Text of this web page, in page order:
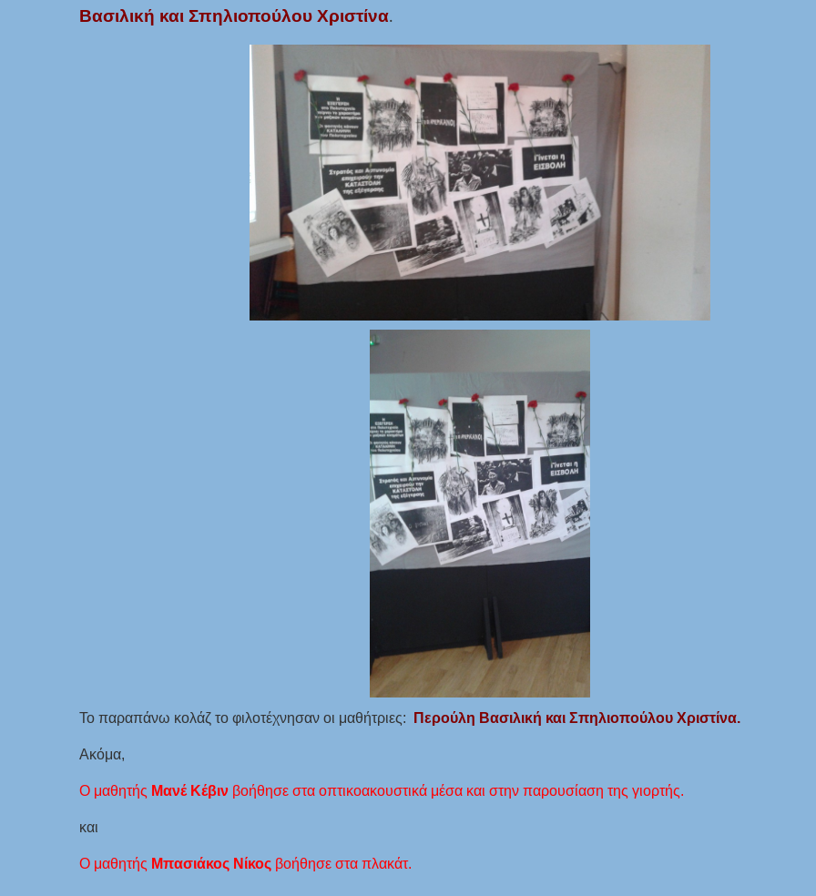
Βασιλική και Σπηλιοπούλου Χριστίνα.
Το παραπάνω κολάζ το φιλοτέχνησαν οι μαθήτριες: Περούλη Βασιλική και Σπηλιοπούλου Χριστίνα.
Ακόμα,
Ο μαθητής Μανέ Κέβιν βοήθησε στα οπτικοακουστικά μέσα και στην παρουσίαση της γιορτής.
και
Ο μαθητής Μπασιάκος Νίκος βοήθησε στα πλακάτ.